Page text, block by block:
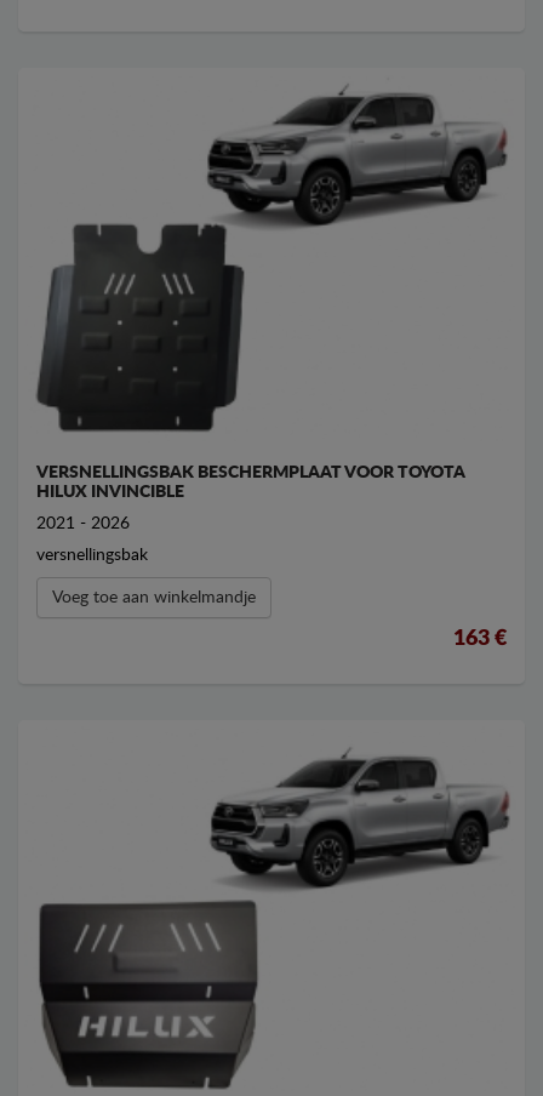
VERSNELLINGSBAK BESCHERMPLAAT VOOR TOYOTA
HILUX INVINCIBLE
2021 - 2026
versnellingsbak
Voeg toe aan winkelmandje
163 €